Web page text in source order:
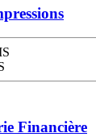
Financière